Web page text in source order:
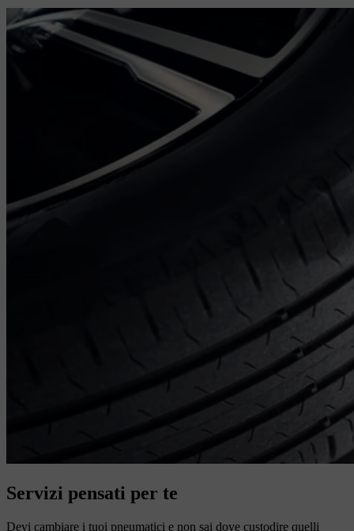
Servizi pensati per te
Devi cambiare i tuoi pneumatici e non sai dove custodire quelli